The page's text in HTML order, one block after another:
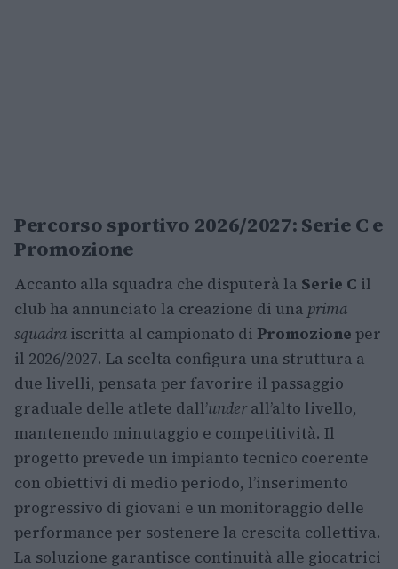
Percorso sportivo 2026/2027: Serie C e
Promozione
Accanto alla squadra che disputerà la Serie C il
club ha annunciato la creazione di una prima
squadra iscritta al campionato di Promozione per
il 2026/2027. La scelta configura una struttura a
due livelli, pensata per favorire il passaggio
graduale delle atlete dall’under all’alto livello,
mantenendo minutaggio e competitività. Il
progetto prevede un impianto tecnico coerente
con obiettivi di medio periodo, l’inserimento
progressivo di giovani e un monitoraggio delle
performance per sostenere la crescita collettiva.
La soluzione garantisce continuità alle giocatrici